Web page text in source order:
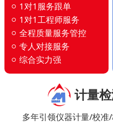
1对1服务跟单
1对1工程师服务
全程质量服务管控
专人对接服务
综合实力强
计量
多年引领仪器计量/校